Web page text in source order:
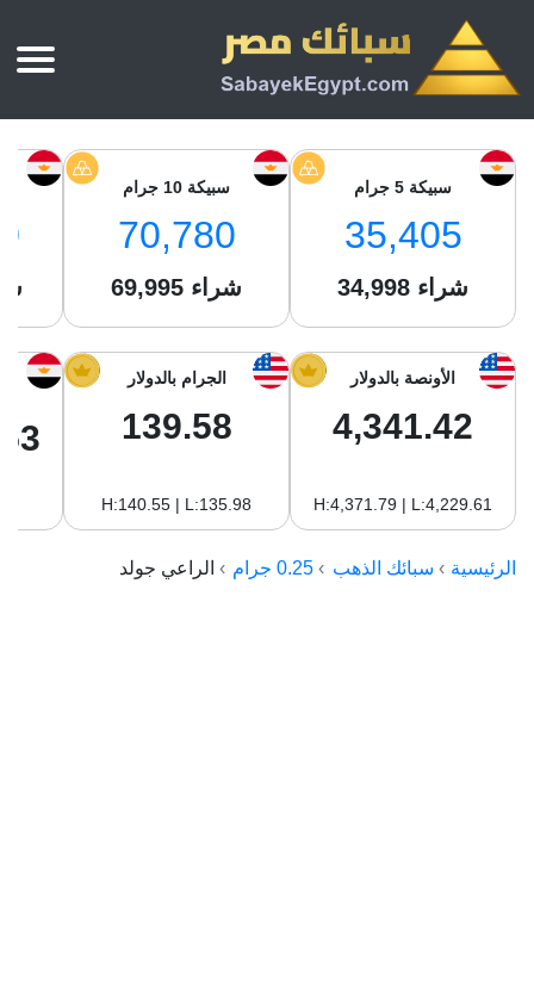
أسعار الذهب
سعر الذهب عيار 24
سعر جنيه الذهب
سبائك الذهب
بي تي سي
سام
سليمة جولد
سويس جولد
أسعار الفضة اليوم
سبائك الفضة
بي تي سي
جونير
نجم الدين
من نحن
سبيكة 5 جرام
35,405
34,998 شراء
سبيكة 10 جرام
70,780
69,995 شراء
الأونصة بالدولار
4,341.42
H:4,371.79 | L:4,229.61
الجرام بالدولار
139.58
H:140.55 | L:135.98
الرئيسية سبائك الذهب 0.25 جرام الراعي جولد